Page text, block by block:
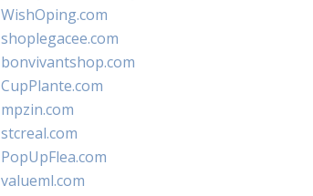
WishOping.com
shoplegacee.com
bonvivantshop.com
CupPlante.com
mpzin.com
stcreal.com
PopUpFlea.com
valueml.com